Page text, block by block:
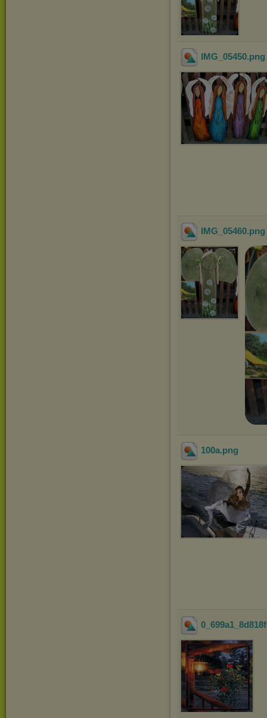
IMG_05450.png
IMG_05460.png
100a.png